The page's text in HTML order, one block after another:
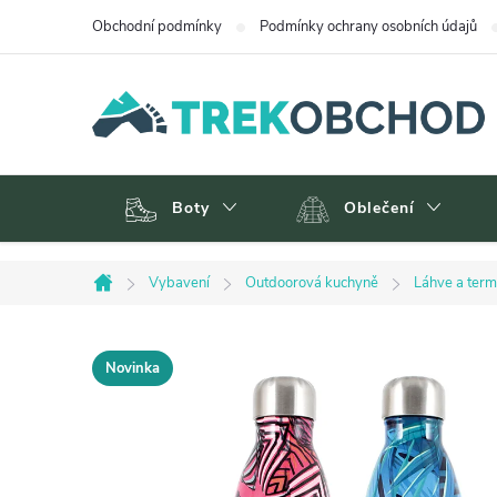
Obchodní podmínky Podmínky ochrany osobních údajů
Boty Oblečení
Domů
Vybavení Outdoorová kuchyně Láhve a
Novinka